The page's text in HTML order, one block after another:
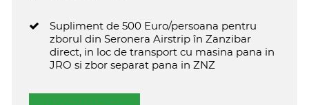
Supliment de 500 Euro/persoana pentru
zborul din Seronera Airstrip în Zanzibar
direct, in loc de transport cu masina pana in
JRO si zbor separat pana in ZNZ